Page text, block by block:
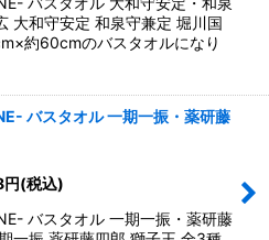
大和守安定 和泉守兼定 堀川国
約60cmのバスタオルになり
バスタオル 一期一振・薬研藤
円(税込)
バスタオル 一期一振・薬研藤